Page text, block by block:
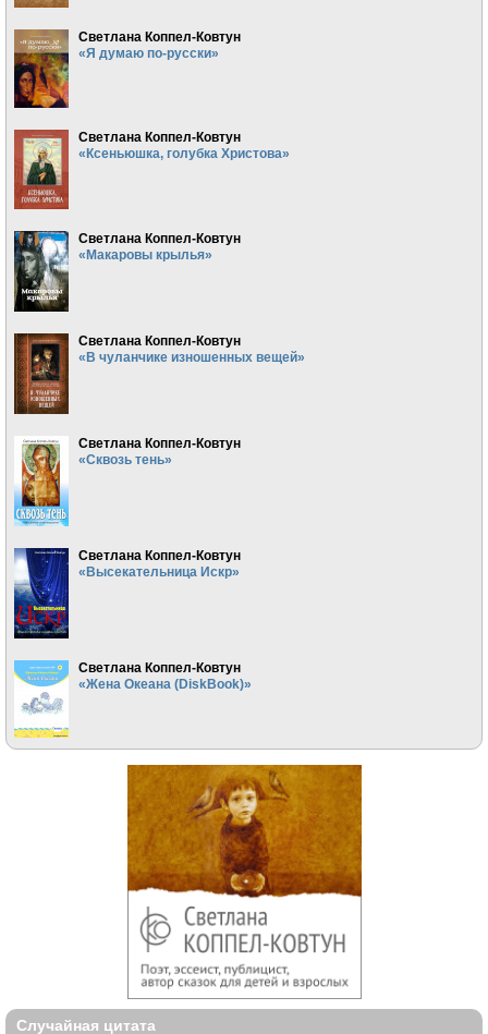
Светлана Коппел-Ковтун
«Я думаю по-русски»
Светлана Коппел-Ковтун
«Ксеньюшка, голубка Христова»
Светлана Коппел-Ковтун
«Макаровы крылья»
Светлана Коппел-Ковтун
«В чуланчике изношенных вещей»
Светлана Коппел-Ковтун
«Сквозь тень»
Светлана Коппел-Ковтун
«Высекательница Искр»
Светлана Коппел-Ковтун
«Жена Океана (DiskBook)»
Случайная цитата